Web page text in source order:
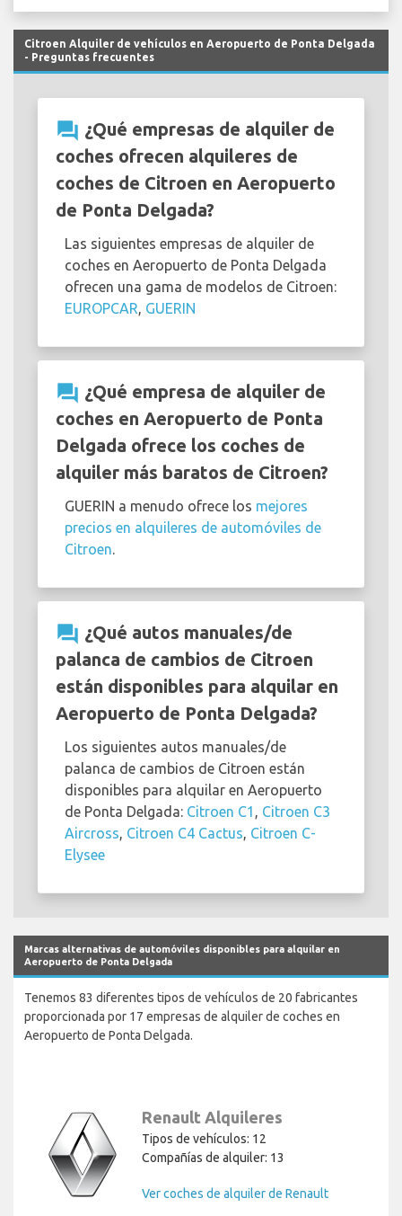
Citroen Alquiler de vehículos en Aeropuerto de Ponta Delgada
- Preguntas frecuentes
question_answer ¿Qué empresas de alquiler de
coches ofrecen alquileres de
coches de Citroen en Aeropuerto
de Ponta Delgada?
Las siguientes empresas de alquiler de
coches en Aeropuerto de Ponta Delgada
ofrecen una gama de modelos de Citroen:
EUROPCAR, GUERIN
question_answer ¿Qué empresa de alquiler de
coches en Aeropuerto de Ponta
Delgada ofrece los coches de
alquiler más baratos de Citroen?
GUERIN a menudo ofrece los mejores
precios en alquileres de automóviles de
Citroen.
question_answer ¿Qué autos manuales/de
palanca de cambios de Citroen
están disponibles para alquilar en
Aeropuerto de Ponta Delgada?
Los siguientes autos manuales/de
palanca de cambios de Citroen están
disponibles para alquilar en Aeropuerto
de Ponta Delgada: Citroen C1 , Citroen C3
Aircross, Citroen C4 Cactus, Citroen C-
Elysee
Marcas alternativas de automóviles disponibles para alquilar en
Aeropuerto de Ponta Delgada
Tenemos 83 diferentes tipos de vehículos de 20 fabricantes
proporcionada por 17 empresas de alquiler de coches en
Aeropuerto de Ponta Delgada.
Renault Alquileres
Tipos de vehículos: 12
Compañías de alquiler: 13
Ver coches de alquiler de Renault